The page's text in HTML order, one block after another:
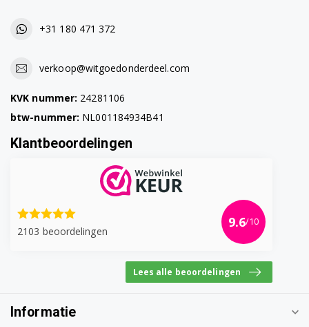
+31 180 471 372
verkoop@witgoedonderdeel.com
KVK nummer: 24281106
btw-nummer: NL001184934B41
Klantbeoordelingen
2103 beoordelingen
9.6/10
Lees alle beoordelingen
Informatie